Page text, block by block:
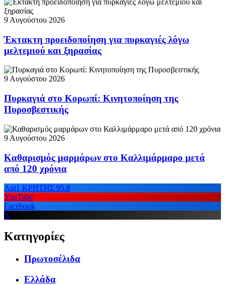
9 Αυγούστου 2026
Έκτακτη προειδοποίηση για πυρκαγιές λόγω
μελτεμιού και ξηρασίας
9 Αυγούστου 2026
Πυρκαγιά στο Κορωπί: Κινητοποίηση της
Πυροσβεστικής
9 Αυγούστου 2026
Καθαρισμός μαρμάρων στο Καλλιμάρμαρο μετά
από 120 χρόνια
Ant1 ΚΡΗΤΗΣ 95.8
YouTube
Facebook
X
Κατηγορίες
Πρωτοσέλιδα
Ελλάδα